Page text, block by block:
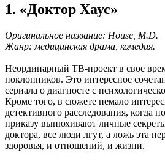
1. «Доктор Хаус»
Оригинальное название: House, M.D.
Жанр: медицинская драма, комедия.
Неординарный ТВ-проект в свое
поклонников. Это интересное
сериала о диагносте с
Кроме того, в сюжете немало
детективного расследования, когда
приказу вынюхивают личные
доктора, все люди лгут, а ложь эта
здоровья, и отношений, и жизни.